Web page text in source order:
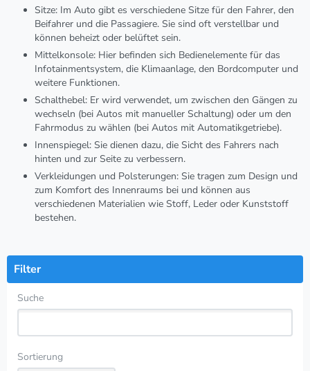
Sitze: Im Auto gibt es verschiedene Sitze für den Fahrer, den
Beifahrer und die Passagiere. Sie sind oft verstellbar und
können beheizt oder belüftet sein.
Mittelkonsole: Hier befinden sich Bedienelemente für das
Infotainmentsystem, die Klimaanlage, den Bordcomputer und
weitere Funktionen.
Schalthebel: Er wird verwendet, um zwischen den Gängen zu
wechseln (bei Autos mit manueller Schaltung) oder um den
Fahrmodus zu wählen (bei Autos mit Automatikgetriebe).
Innenspiegel: Sie dienen dazu, die Sicht des Fahrers nach
hinten und zur Seite zu verbessern.
Verkleidungen und Polsterungen: Sie tragen zum Design und
zum Komfort des Innenraums bei und können aus
verschiedenen Materialien wie Stoff, Leder oder Kunststoff
bestehen.
Filter
Suche
Sortierung